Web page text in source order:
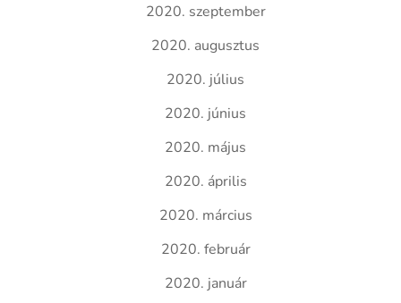
2020. szeptember
2020. augusztus
2020. július
2020. június
2020. május
2020. április
2020. március
2020. február
2020. január